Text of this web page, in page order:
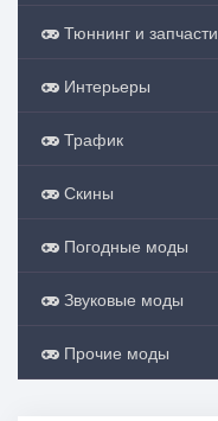
Тюннинг и запчасти
Интерьеры
Трафик
Скины
Погодные моды
Звуковые моды
Прочие моды